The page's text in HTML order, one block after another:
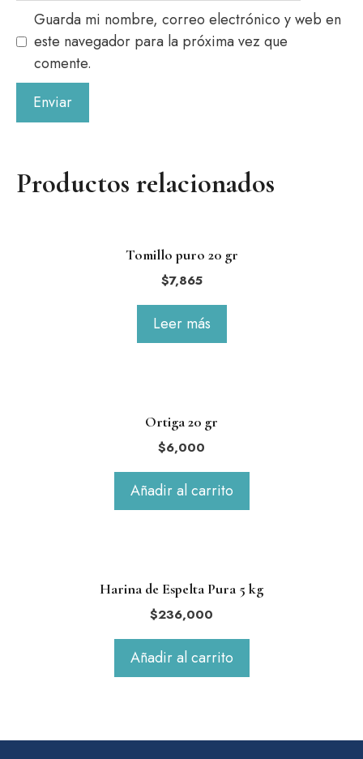
Guarda mi nombre, correo electrónico y web en
este navegador para la próxima vez que
comente.
Productos relacionados
Tomillo puro 20 gr
$7,865
Leer más
Ortiga 20 gr
$6,000
Añadir al carrito
Harina de Espelta Pura 5 kg
$236,000
Añadir al carrito